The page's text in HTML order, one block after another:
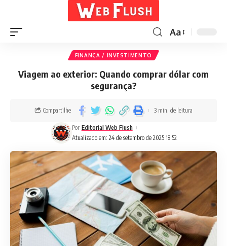
Aa
FINANÇA / INVESTIMENTO
Viagem ao exterior: Quando comprar dólar com
segurança?
Atualizado em: 24 de setembro de 2025 18:52
Por Editorial Web Flush
Compartilhe 3 min. de leitura